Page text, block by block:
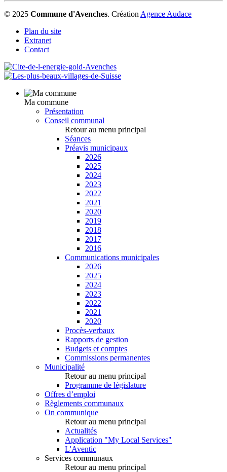
© 2025 Commune d'Avenches. Création Agence Audace
Plan du site
Extranet
Contact
Ma commune
Présentation
Conseil communal
Retour au menu principal
Séances
Préavis municipaux
2026
2025
2024
2023
2022
2021
2020
2019
2018
2017
2016
Communications municipales
2026
2025
2024
2023
2022
2021
2020
Procès-verbaux
Rapports de gestion
Budgets et comptes
Commissions permanentes
Municipalité
Retour au menu principal
Programme de législature
Offres d’emploi
Règlements communaux
On communique
Retour au menu principal
Actualités
Application "My Local Services"
L'Aventic
Services communaux
Retour au menu principal